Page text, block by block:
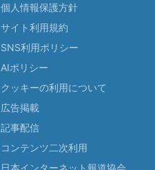
個人情報保護方針
サイト利用規約
SNS利用ポリシー
AIポリシー
クッキーの利用について
広告掲載
記事配信
コンテンツ二次利用
日本インターネット報道協会